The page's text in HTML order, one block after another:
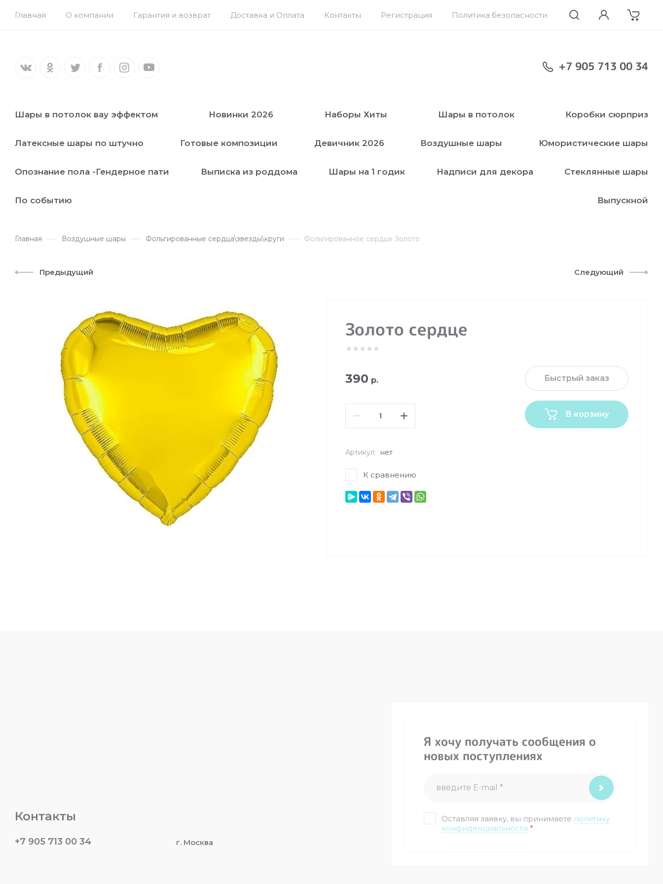
Главная О компании Гарантия и возврат Доставка и Оплата Контакты Регистрация Политика безопасности
+7 905 713 00 34
Шары в потолок вау эффектом Новинки 2026 Наборы Хиты Шары в потолок Коробки сюрприз
Латексные шары по штучно Готовые композиции Девичник 2026 Воздушные шары Юмористические шары
Опознание пола -Гендерное пати Выписка из роддома Шары на 1 годик Надписи для декора Стеклянные шары
По событию Выпускной
Главная Воздушные шары Фольгированные сердца\звезды\круги Фольгированное сердце Золото
Предыдущий Следующий
Золото сердце
390 р.
В корзину
Быстрый заказ
Артикул: нет
К сравнению
Контакты
+7 905 713 00 34 г. Москва
Я хочу получать сообщения о
новых поступлениях
Оставляя заявку, вы принимаете политику
конфиденциальности *